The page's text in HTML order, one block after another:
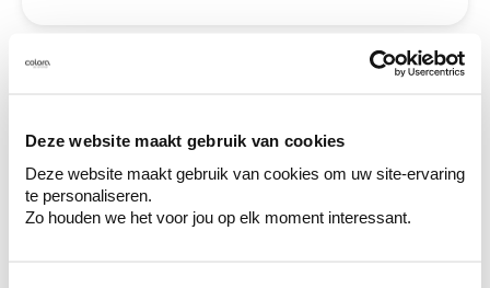
Deze website maakt gebruik van cookies
Deze website maakt gebruik van cookies om uw site-ervaring
te personaliseren.
Zo houden we het voor jou op elk moment interessant.
Ontdek er kleurechte stalen van je
kleurenselectie.
Bekijk er de bijhorende tinten om je kleur
te verfijnen.